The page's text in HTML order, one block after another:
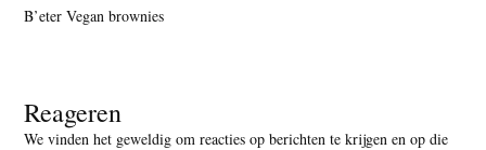
B’eter Vegan brownies
Reageren
We vinden het geweldig om reacties op berichten te krijgen en op die